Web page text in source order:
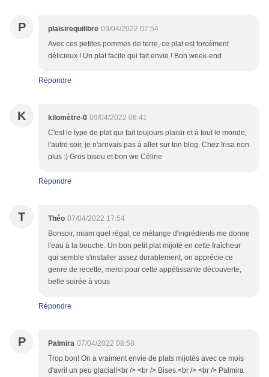
P plaisirequilibre 09/04/2022 07:54
Avec ces petites pommes de terre, ce plat est forcément
délicieux ! Un plat facile qui fait envie ! Bon week-end
Répondre
K kilomètre-0 09/04/2022 06:41
C'est le type de plat qui fait toujours plaisir et à tout le monde;
l'autre soir, je n'arrivais pas à aller sur ton blog. Chez Irisa non
plus :) Gros bisou et bon we Céline
Répondre
T Théo 07/04/2022 17:54
Bonsoir, miam quel régal, ce mélange d'ingrédients me donne
l'eau à la bouche. Un bon petit plat mijoté en cette fraîcheur
qui semble s'installer assez durablement, on apprécie ce
genre de recette, merci pour cette appétissante découverte,
belle soirée à vous
Répondre
P Palmira 07/04/2022 08:58
Trop bon! On a vraiment envie de plats mijotés avec ce mois
d'avril un peu glacial!<br /> <br /> Bises.<br /> <br /> Palmira